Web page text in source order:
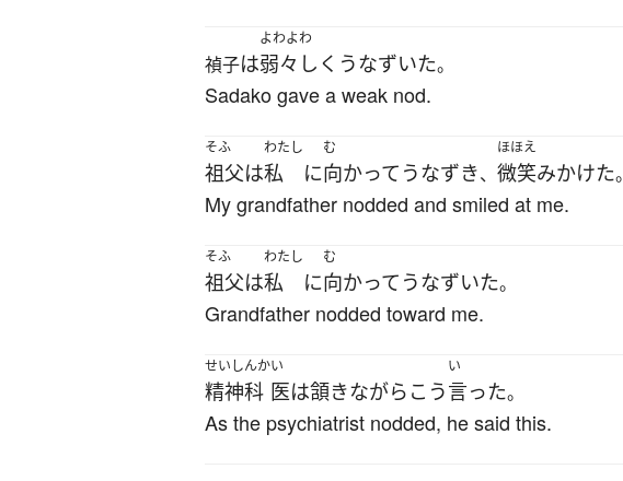
禎子は
よわよわ
弱々しく うなずいた。
Sadako gave a weak nod.
そふ
祖父は
わたし
私 に
む
向かって うなずき、
ほほえ
微笑みかけた。
My grandfather nodded and smiled at me.
そふ
祖父は
わたし
私 に
む
向かって うなずいた。
Grandfather nodded toward me.
せいしんか
精神科
い
医は頷きながら こう
い
言った。
As the psychiatrist nodded, he said this.